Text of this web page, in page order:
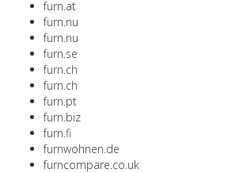
furn.at
furn.nu
furn.nu
furn.se
furn.ch
furn.ch
furn.pt
furn.biz
furn.fi
furnwohnen.de
furncompare.co.uk